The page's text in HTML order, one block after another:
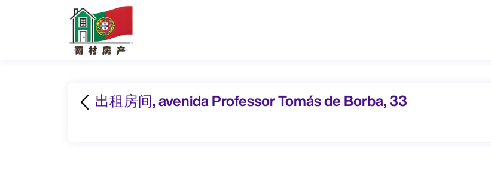
出租房间, avenida Professor Tomás de Borba, 33